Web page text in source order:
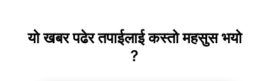
यो खबर पढेर तपाईलाई कस्तो महसुस भयो
?